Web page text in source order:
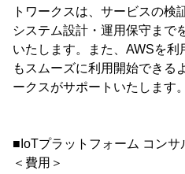
トワークスは、サービスの検
システム設計・運用保守まで
いたします。また、AWSを
もスムーズに利用開始できる
ークスがサポートいたします。
■IoTプラットフォーム コンサ
＜費用＞